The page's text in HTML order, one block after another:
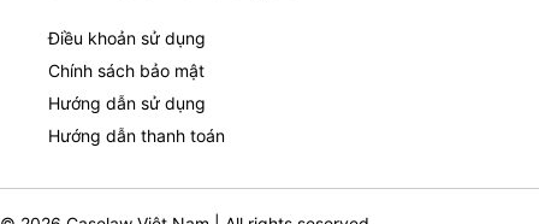
Điều khoản sử dụng
Chính sách bảo mật
Hướng dẫn sử dụng
Hướng dẫn thanh toán